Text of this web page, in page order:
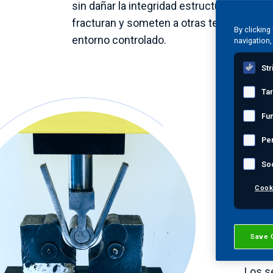
sin dañar la integridad estructural del
fracturan y someten a otras tensiones el
entorno controlado.
que
un
La
By clicking
Save